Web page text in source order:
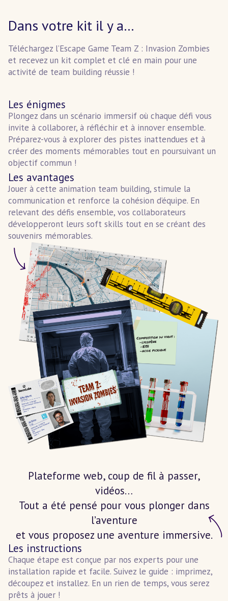
Dans votre kit il y a…
Téléchargez l’Escape Game Team Z : Invasion Zombies
et recevez un kit complet et clé en main pour une
activité de team building réussie !
Les énigmes
Plongez dans un scénario immersif où chaque défi vous
invite à collaborer, à réfléchir et à innover ensemble.
Préparez-vous à explorer des pistes inattendues et à
créer des moments mémorables tout en poursuivant un
objectif commun !
Les avantages
Jouer à cette animation team building, stimule la
communication et renforce la cohésion d’équipe. En
relevant des défis ensemble, vos collaborateurs
développeront leurs soft skills tout en se créant des
souvenirs mémorables.
Plateforme web, coup de fil à passer,
vidéos…
Tout a été pensé pour vous plonger dans
l’aventure
et vous proposez une aventure immersive.
Les instructions
Chaque étape est conçue par nos experts pour une
installation rapide et facile. Suivez le guide : imprimez,
découpez et installez. En un rien de temps, vous serez
prêts à jouer !